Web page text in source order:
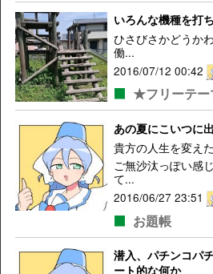
いろんな機種を打
ひさびさかどうか
働...
2016/07/12 00:42
★フリーテー
あの夏にこいつに
貴方の人生を変え
ご無沙汰っぽい感
て...
2016/06/27 23:51
お題帳
潜入、パチンコパ
ート的な何か